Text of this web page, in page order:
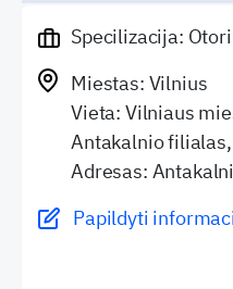
Specilizacija:
Miestas: Vilnius
Vieta: Vilniaus
Antakalnio
Adresas:
Papildyti